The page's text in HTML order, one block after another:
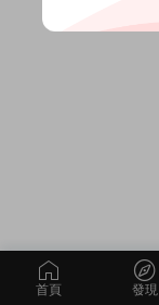
首頁 發現